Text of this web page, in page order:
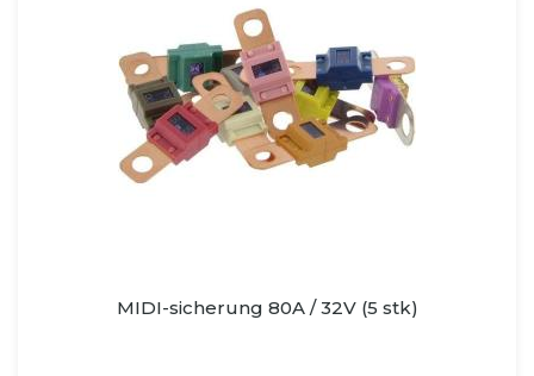
MIDI-sicherung 80A / 32V (5 stk)